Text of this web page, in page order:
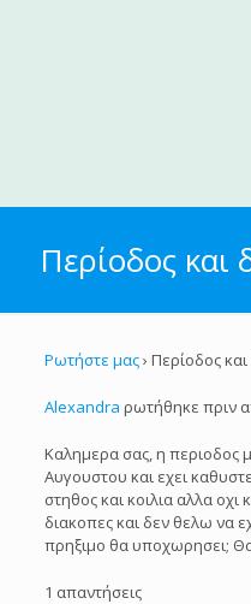
Περίοδος και
Ρωτήστε μας› Περίοδος
Alexandra ρωτήθηκε πριν
Καλημερα σας, η περιοδος
Αυγουστου και εχει
στηθος και κοιλια αλλα
διακοπες και δεν θελω να
πρηξιμο θα υποχωρησει;
1 απαντήσεις